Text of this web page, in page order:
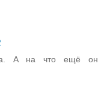
А на что ещё он